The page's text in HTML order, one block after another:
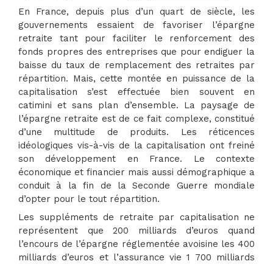
En France, depuis plus d’un quart de siècle, les
gouvernements essaient de favoriser l’épargne
retraite tant pour faciliter le renforcement des
fonds propres des entreprises que pour endiguer la
baisse du taux de remplacement des retraites par
répartition. Mais, cette montée en puissance de la
capitalisation s’est effectuée bien souvent en
catimini et sans plan d’ensemble. La paysage de
l’épargne retraite est de ce fait complexe, constitué
d’une multitude de produits. Les réticences
idéologiques vis-à-vis de la capitalisation ont freiné
son développement en France. Le contexte
économique et financier mais aussi démographique a
conduit à la fin de la Seconde Guerre mondiale
d’opter pour le tout répartition.
Les suppléments de retraite par capitalisation ne
représentent que 200 milliards d’euros quand
l’encours de l’épargne réglementée avoisine les 400
milliards d’euros et l’assurance vie 1 700 milliards